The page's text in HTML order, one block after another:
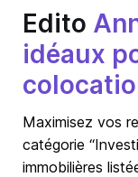
Edito
idéaux
Maximisez vos
catégorie
immobilières